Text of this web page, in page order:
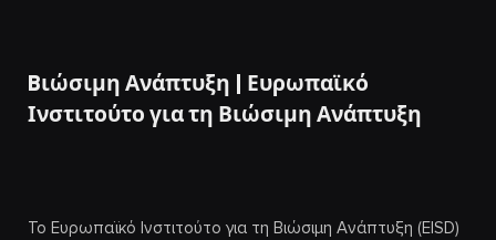
Bιώσιμη Ανάπτυξη | Ευρωπαϊκό
Ινστιτούτο για τη Βιώσιμη Ανάπτυξη
Το Ευρωπαϊκό Ινστιτούτο για τη Βιώσιμη Ανάπτυξη (EISD)